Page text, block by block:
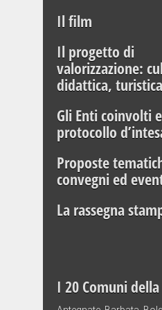
Il film
Il progetto di
valorizzazione:
didattica, turistica
Gli Enti coinvolti
protocollo
Proposte
convegni ed
La rassegna
I 20 Comuni